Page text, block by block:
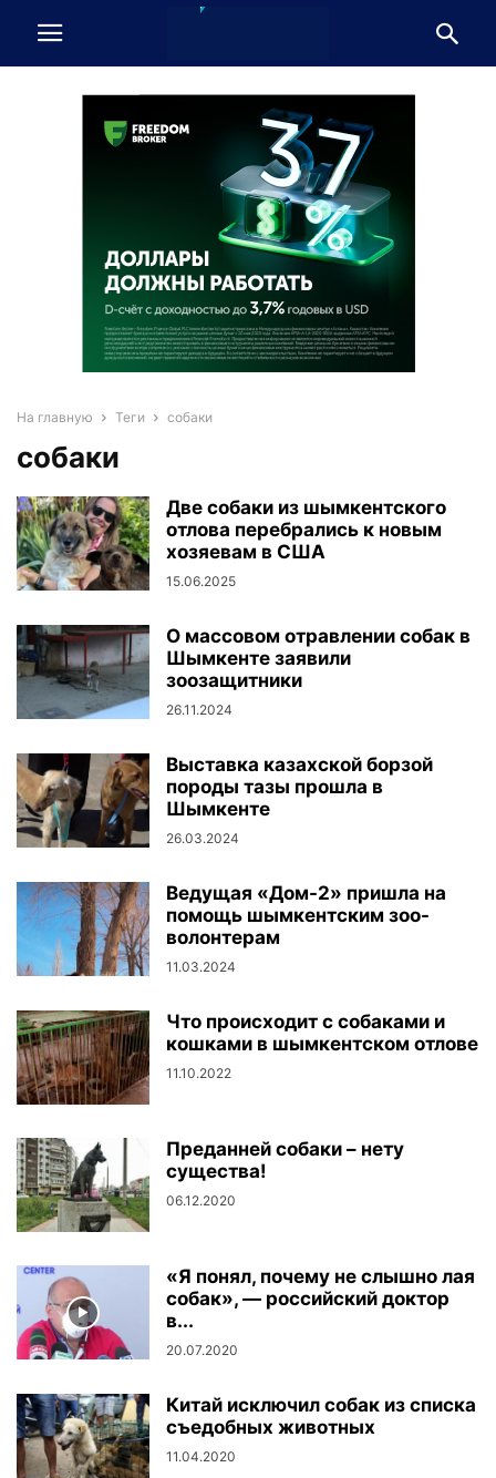
На главную Теги собаки
собаки
Две собаки из шымкентского
отлова перебрались к новым
хозяевам в США
15.06.2025
О массовом отравлении собак в
Шымкенте заявили
зоозащитники
26.11.2024
Выставка казахской борзой
породы тазы прошла в
Шымкенте
26.03.2024
Ведущая «Дом-2» пришла на
помощь шымкентским зоо-
волонтерам
11.03.2024
Что происходит с собаками и
кошками в шымкентском отлове
11.10.2022
Преданней собаки – нету
существа!
06.12.2020
«Я понял, почему не слышно лая
собак», — российский доктор
в...
20.07.2020
Китай исключил собак из списка
съедобных животных
11.04.2020